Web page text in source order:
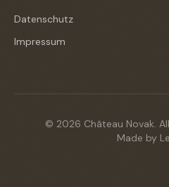
Datenschutz
Impressum
© 2026 Château Novak.
Made by